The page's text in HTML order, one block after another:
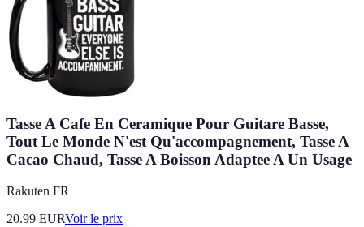
Tasse A Cafe En Ceramique Pour Guitare Basse,
Tout Le Monde N'est Qu'accompagnement, Tasse A
Cacao Chaud, Tasse A Boisson Adaptee A Un Usage
Rakuten FR
20.99 EURVoir le prix